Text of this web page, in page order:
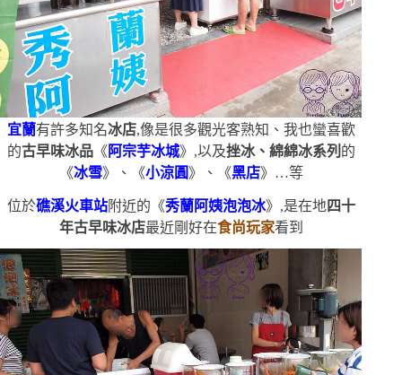
宜蘭有許多知名冰店,像是很多觀光客熟知、我也蠻喜歡
的古早味冰品《 阿宗芋冰城》,以及挫冰、綿綿冰系列 的
《冰雪》、《小涼圓》、《黑店》…等
位於礁溪火車站附近的 《秀蘭阿姨泡泡冰》,是在地四十
年古早味冰店最近剛好在食尚玩家看到